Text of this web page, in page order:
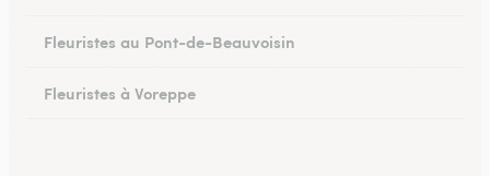
Fleuristes au Pont-de-Beauvoisin
Fleuristes à Voreppe